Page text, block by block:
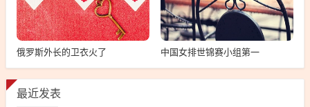
俄罗斯外长的卫衣火了 中国女排世锦赛小组第一
最近发表